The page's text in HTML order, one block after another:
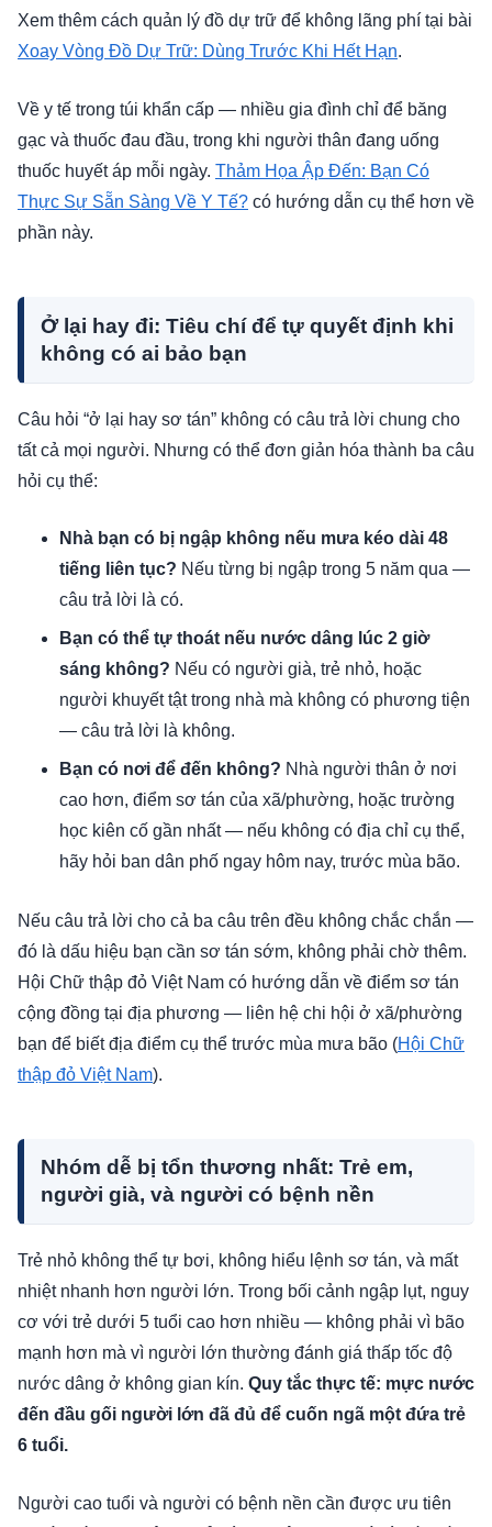
Xem thêm cách quản lý đồ dự trữ để không lãng phí tại bài
Xoay Vòng Đồ Dự Trữ: Dùng Trước Khi Hết Hạn.
Về y tế trong túi khẩn cấp — nhiều gia đình chỉ để băng
gạc và thuốc đau đầu, trong khi người thân đang uống
thuốc huyết áp mỗi ngày. Thảm Họa Ập Đến: Bạn Có
Thực Sự Sẵn Sàng Về Y Tế? có hướng dẫn cụ thể hơn về
phần này.
Ở lại hay đi: Tiêu chí để tự quyết định khi
không có ai bảo bạn
Câu hỏi “ở lại hay sơ tán” không có câu trả lời chung cho
tất cả mọi người. Nhưng có thể đơn giản hóa thành ba câu
hỏi cụ thể:
Nhà bạn có bị ngập không nếu mưa kéo dài 48
tiếng liên tục? Nếu từng bị ngập trong 5 năm qua —
câu trả lời là có.
Bạn có thể tự thoát nếu nước dâng lúc 2 giờ
sáng không? Nếu có người già, trẻ nhỏ, hoặc
người khuyết tật trong nhà mà không có phương tiện
— câu trả lời là không.
Bạn có nơi để đến không? Nhà người thân ở nơi
cao hơn, điểm sơ tán của xã/phường, hoặc trường
học kiên cố gần nhất — nếu không có địa chỉ cụ thể,
hãy hỏi ban dân phố ngay hôm nay, trước mùa bão.
Nếu câu trả lời cho cả ba câu trên đều không chắc chắn —
đó là dấu hiệu bạn cần sơ tán sớm, không phải chờ thêm.
Hội Chữ thập đỏ Việt Nam có hướng dẫn về điểm sơ tán
cộng đồng tại địa phương — liên hệ chi hội ở xã/phường
bạn để biết địa điểm cụ thể trước mùa mưa bão (Hội Chữ
thập đỏ Việt Nam).
Nhóm dễ bị tổn thương nhất: Trẻ em,
người già, và người có bệnh nền
Trẻ nhỏ không thể tự bơi, không hiểu lệnh sơ tán, và mất
nhiệt nhanh hơn người lớn. Trong bối cảnh ngập lụt, nguy
cơ với trẻ dưới 5 tuổi cao hơn nhiều — không phải vì bão
mạnh hơn mà vì người lớn thường đánh giá thấp tốc độ
nước dâng ở không gian kín. Quy tắc thực tế: mực nước
đến đầu gối người lớn đã đủ để cuốn ngã một đứa trẻ
6 tuổi.
Người cao tuổi và người có bệnh nền cần được ưu tiên